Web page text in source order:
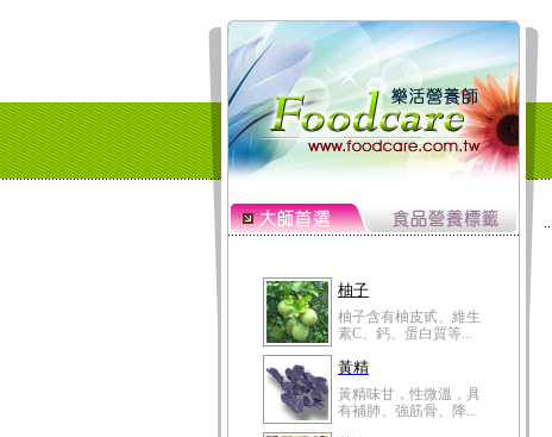
柚子
柚子含有柚皮甙、維生
素C、鈣、蛋白質等...
黃精
黃精味甘，性微溫，具
有補肺、強筋骨、降...